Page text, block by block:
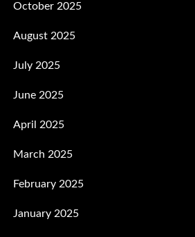
October 2025
August 2025
July 2025
June 2025
April 2025
March 2025
February 2025
January 2025